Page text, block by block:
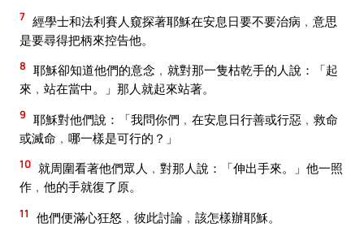
7 經學士和法利賽人窺探著耶穌在安息日要不要治病﹐意思
是要尋得把柄來控告他。
8 耶穌卻知道他們的意念﹐就對那一隻枯乾手的人說：「起
來﹐站在當中。」那人就起來站著。
9 耶穌對他們說：「我問你們﹐在安息日行善或行惡﹐救命
或滅命﹐哪一樣是可行的？」
10 就周圍看著他們眾人﹐對那人說：「伸出手來。」他一照
作﹐他的手就復了原。
11 他們便滿心狂怒﹐彼此討論﹐該怎樣辦耶穌。